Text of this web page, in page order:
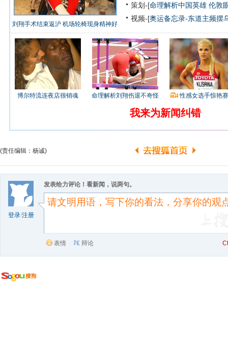
刘翔手术结束返沪 机场轮椅现身精神好
策划-[命理解析中国英雄 伦敦
视频-[奥运备忘录-东道主频摆
博尔特流连夜店很销魂 命理解析刘翔伤退不奇怪 性感女选手惊艳
我来为新闻纠错
(责任编辑：杨诚)
登录/注册
发表给力评论！看新闻，说两句。
表情 辩论